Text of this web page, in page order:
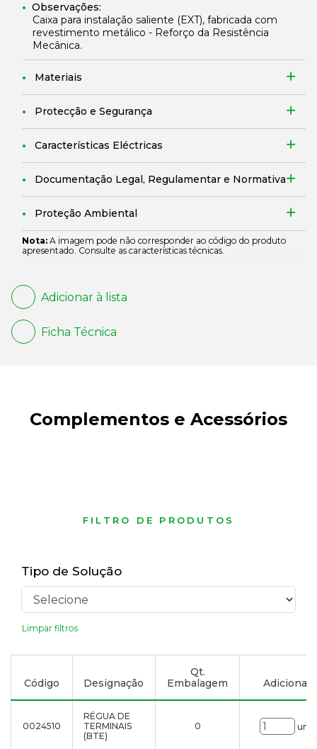
Observações:
Caixa para instalação saliente (EXT), fabricada com
revestimento metálico - Reforço da Resistência
Mecânica.
Materiais
Protecção e Segurança
Características Eléctricas
Documentação Legal, Regulamentar e Normativa
Proteção Ambiental
Nota: A imagem pode não corresponder ao código do produto
apresentado. Consulte as características técnicas.
Adicionar à lista
Ficha Técnica
Complementos e Acessórios
FILTRO DE PRODUTOS
Tipo de Solução
Limpar filtros
Código Designação
Qt.
Embalagem
Adicionar
0024510
RÉGUA DE
TERMINAIS
(BTE)
0 uni.